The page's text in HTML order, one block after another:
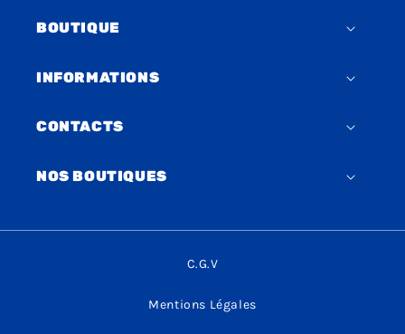
BOUTIQUE
INFORMATIONS
CONTACTS
NOS BOUTIQUES
C.G.V
Mentions Légales